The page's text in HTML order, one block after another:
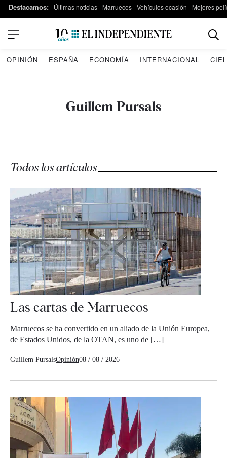
Destacamos: Últimas noticias Marruecos Vehículos ocasión Mejores
OPINIÓN ESPAÑA ECONOMÍA INTERNACIONAL
Guillem Pursals
Todos los artículos
Las cartas de Marruecos
Marruecos se ha convertido en un aliado de la Unión Europea,
de Estados Unidos, de la OTAN, es uno de […]
Guillem PursalsOpinión08 / 08 / 2026